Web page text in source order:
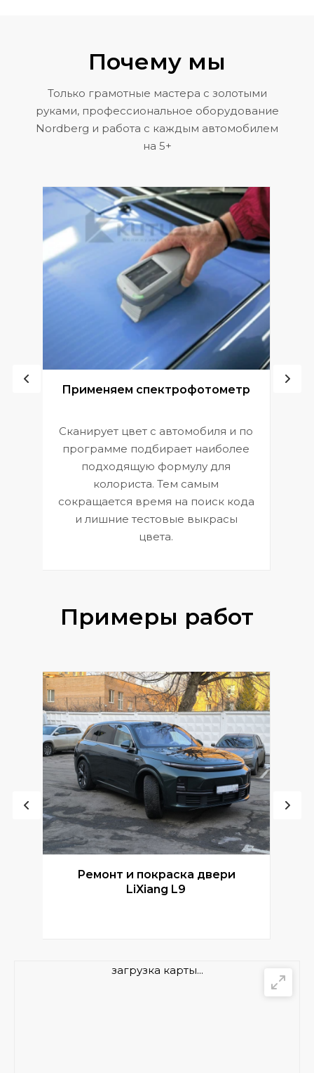
Почему мы
Только грамотные мастера с золотыми
руками, профессиональное оборудование
Nordberg и работа с каждым автомобилем
на 5+
Применяем спектрофотометр
Сканирует цвет с автомобиля и по
программе подбирает наиболее
подходящую формулу для
колориста. Тем самым
сокращается время на поиск кода
и лишние тестовые выкрасы
цвета.
Примеры работ
Ремонт и покраска двери
LiXiang L9
загрузка карты...